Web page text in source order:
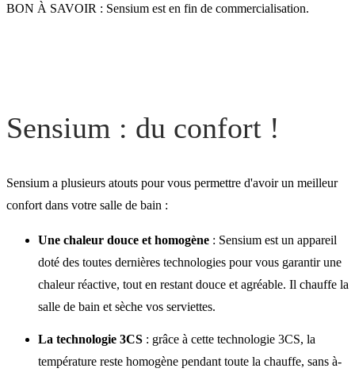
Sensium : design et déco
BON À SAVOIR : Sensium est en fin de commercialisation.
Sensium : du confort !
Sensium a plusieurs atouts pour vous permettre d'avoir un meilleur
confort dans votre salle de bain :
Une chaleur douce et homogène : Sensium est un appareil
doté des toutes dernières technologies pour vous garantir une
chaleur réactive, tout en restant douce et agréable. Il chauffe la
salle de bain et sèche vos serviettes.
La technologie 3CS : grâce à cette technologie 3CS, la
température reste homogène pendant toute la chauffe, sans à-